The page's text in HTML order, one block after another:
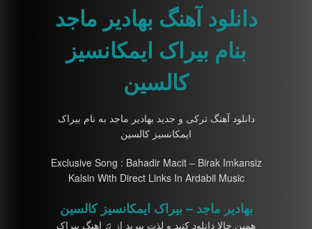
دانلود آهنگ بهادیر ماجد
بنام بیراک ایمکانسیز
کالسین
دانلود آهنگ ترکی و جدید بهادیر ماجد به نام بیراک
ایمکانسیز کالسین
Exclusive Song : Bahadir Macit – Birak Imkansiz
Kalsin With Direct Links In Ardabil Music
بهادیر ماجد – بیراک ایمکانسیز کالسین
همین حالا دانلود کنید و لذت ببرید از ♫ اهنگ بیراک